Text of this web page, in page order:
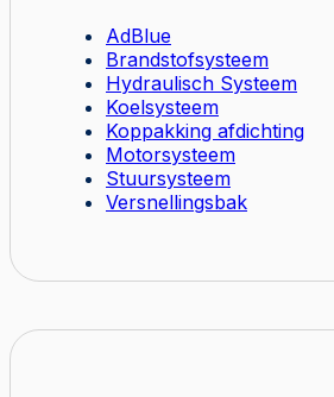
AdBlue
Brandstofsysteem
Hydraulisch Systeem
Koelsysteem
Koppakking afdichting
Motorsysteem
Stuursysteem
Versnellingsbak